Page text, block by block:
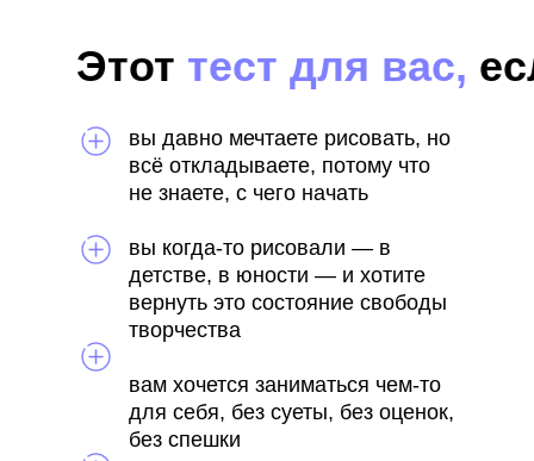
Этот тест для вас,
вы давно мечтаете рисовать, но
всё откладываете, потому что
не знаете, с чего начать
вы когда-то рисовали — в
детстве, в юности — и хотите
вернуть это состояние свободы
творчества
вам хочется заниматься чем-то
для себя, без суеты, без оценок,
без спешки